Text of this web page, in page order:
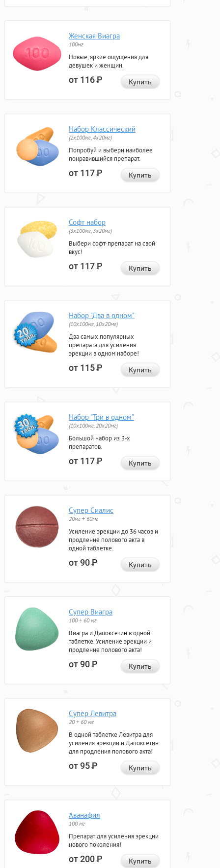
Женская Виагра
100мг
Новые, яркие ощущения для
девушек и женщин.
от 116Р Купить
Набор Классический
(2x100мг, 4x20мг)
Попробуй и выбери наиболее
понравившийся препарат.
от 117Р Купить
Софт набор
(3x100мг, 3x20мг)
Выбери софт-препарат на свой
вкус!
от 117Р Купить
Набор "Два в одном"
(10x100мг, 10x20мг)
Два самых популярных
препарата для усиления
эрекции в одном наборе!
от 115Р Купить
Набор "Три в одном"
(10x100мг, 20x20мг)
Большой набор из 3-х
препаратов.
от 117Р Купить
Супер Сиалис
20мг + 60мг
Усиление эрекции до 36 часов и
продление полового акта в
одной таблетке.
от 90Р Купить
Супер Виагра
100 + 60 мг
Виагра и Дапоксетин в одной
таблетке. Усиление эрекции и
продление полового акта!
от 90Р Купить
Супер Левитра
20 + 60 мг
В одной таблетке Левитра для
усиления эрекции и Дапоксетин
для продления полового акта!
от 95Р Купить
Аванафил
100 мг
Препарат для усиления эрекции
нового поколения!
от 200Р Купить